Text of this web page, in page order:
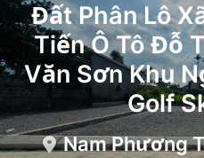
Đất Phân Lô
Tiến Ô Tô Đỗ
Văn Sơn Khu
Golf
Nam Phương